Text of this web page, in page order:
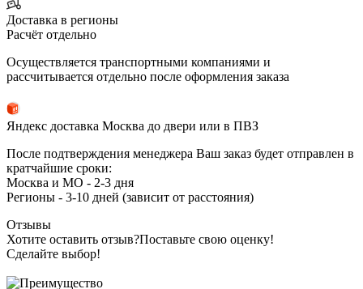
Доставка в регионы
Расчёт отдельно
Осуществляется транспортными компаниями и
рассчитывается отдельно после оформления заказа
Яндекс доставка Москва до двери или в ПВЗ
После подтверждения менеджера Ваш заказ будет отправлен в
кратчайшие сроки:
Москва и МО - 2-3 дня
Регионы - 3-10 дней (зависит от расстояния)
Отзывы
Хотите оставить отзыв?Поставьте свою оценку!
Сделайте выбор!